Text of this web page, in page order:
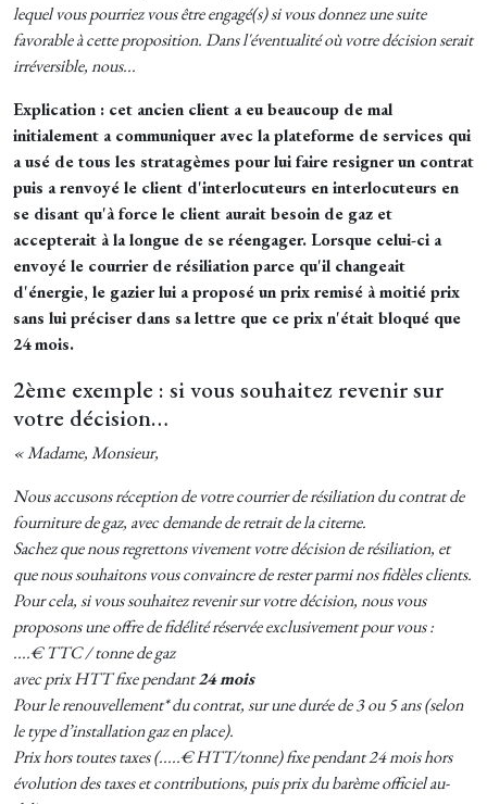
lequel vous pourriez vous être engagé(s) si vous donnez une suite
favorable à cette proposition. Dans l'éventualité où votre décision serait
irréversible, nous...
Explication : cet ancien client a eu beaucoup de mal
initialement a communiquer avec la plateforme de services qui
a usé de tous les stratagèmes pour lui faire resigner un contrat
puis a renvoyé le client d'interlocuteurs en interlocuteurs en
se disant qu'à force le client aurait besoin de gaz et
accepterait à la longue de se réengager. Lorsque celui-ci a
envoyé le courrier de résiliation parce qu'il changeait
d'énergie, le gazier lui a proposé un prix remisé à moitié prix
sans lui préciser dans sa lettre que ce prix n'était bloqué que
24 mois.
2ème exemple : si vous souhaitez revenir sur
votre décision…
« Madame, Monsieur,
Nous accusons réception de votre courrier de résiliation du contrat de
fourniture de gaz, avec demande de retrait de la citerne.
Sachez que nous regrettons vivement votre décision de résiliation, et
que nous souhaitons vous convaincre de rester parmi nos fidèles clients.
Pour cela, si vous souhaitez revenir sur votre décision, nous vous
proposons une offre de fidélité réservée exclusivement pour vous :
....€ TTC / tonne de gaz
avec prix HTT fixe pendant24 mois
Pour le renouvellement* du contrat, sur une durée de 3 ou 5 ans (selon
le type d’installation gaz en place).
Prix hors toutes taxes (.....€ HTT/tonne) fixe pendant 24 mois hors
évolution des taxes et contributions, puis prix du barème officiel au-